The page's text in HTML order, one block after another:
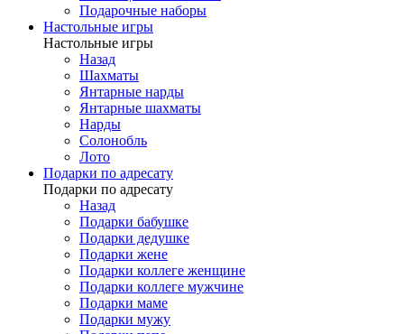
Подарочные наборы
Настольные игры
Настольные игры
Назад
Шахматы
Янтарные нарды
Янтарные шахматы
Нарды
Солонобль
Лото
Подарки по адресату
Подарки по адресату
Назад
Подарки бабушке
Подарки дедушке
Подарки жене
Подарки коллеге женщине
Подарки коллеге мужчине
Подарки маме
Подарки мужу